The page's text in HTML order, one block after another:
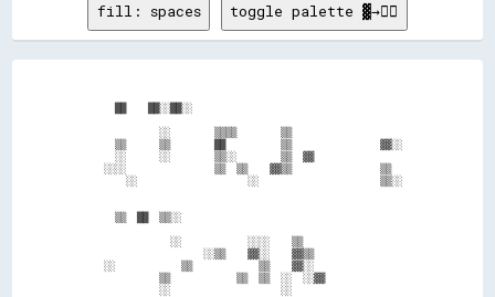
fill: spaces toggle palette ▓→✊🏽
      ██    ██░░██░░
              ░░        ▒▒▒▒        ▒▒
      ▒▒      ▒▒        ██          ▒▒                ▓▓░░
      ░░      ░░        ▒▒░░        ▒▒  ▓▓
    ░░░░                ▒▒  ▒▒    ▓▓▒▒                ▒▒
        ░░                    ░░                      ▒▒░░
      ▒▒  ██  ▒▒░░
                ░░            ░░░░    ▒▒
                      ░░▒▒    ▓▓░░    ▓▓▒▒
    ░░            ▒▒            ▒▒    ▓▓░░
              ▒▒            ▒▒  ▒▒  ░░  ░░▓▓
              ░░                    ░░